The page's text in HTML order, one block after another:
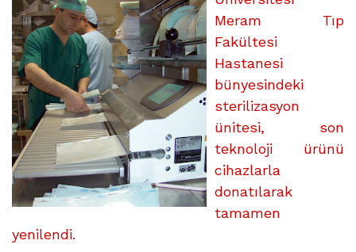
üzerine
Meram Tıp
Fakültesi
Hastanesi
bünyesindeki
sterilizasyon
ünitesi, son
teknoloji ürünü
cihazlarla
donatılarak
tamamen
yenilendi.